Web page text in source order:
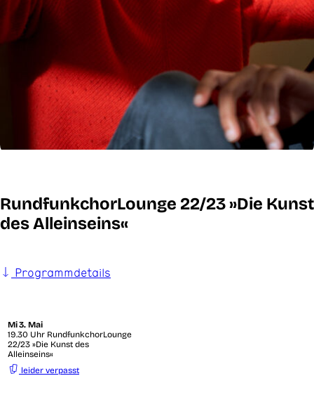
RundfunkchorLounge 22/23 »Die Kunst
des Alleinseins«
Programmdetails
Mi3. Mai
19.30 Uhr RundfunkchorLounge
22/23 »Die Kunst des
Alleinseins«
leider verpasst